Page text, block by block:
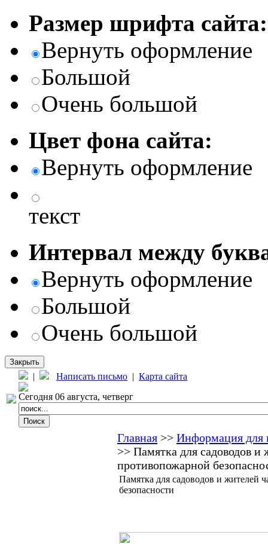
Размер шрифта сайта:
Вернуть оформление
Большой
Очень большой
Цвет фона сайта:
Вернуть оформление
текст
Интервал между
Вернуть оформление
Большой
Очень большой
Закрыть
| Написать письмо | Карта сайта
Сегодня 06 августа, четверг
Главная >> Информация для
>> Памятка для садоводов и
противопожарной
Памятка для садоводов и жителей
безопасности